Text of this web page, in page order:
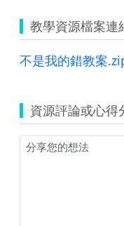
教學資源檔案連
不是我的錯教案
資源評論或心得